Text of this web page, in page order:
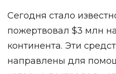
Сегодня стало
пожертвовал $3 млн
континента. Эти
направлены для